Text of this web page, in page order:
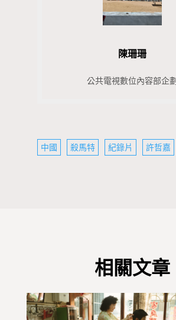
陳珊珊
公共電視數位內容部企劃
中國 殺馬特 紀錄片 許哲嘉
相關文章